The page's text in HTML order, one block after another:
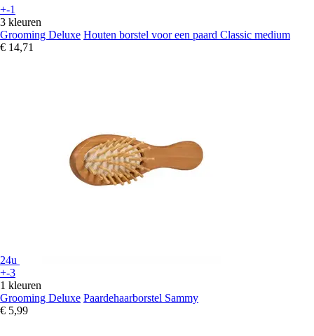
+-1
3 kleuren
Grooming Deluxe Houten borstel voor een paard Classic medium
€ 14,71
24u
+-3
1 kleuren
Grooming Deluxe Paardehaarborstel Sammy
€ 5,99